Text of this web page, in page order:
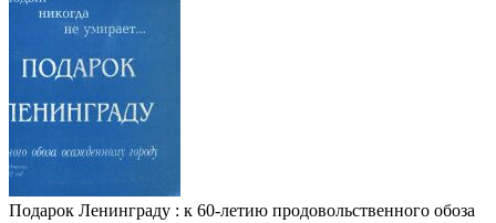
Подарок Ленинграду : к 60-летию продовольственного обоза